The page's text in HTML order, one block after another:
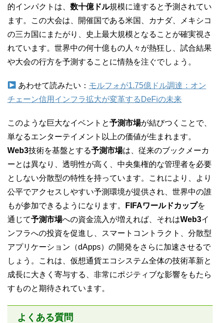
的インパクトは、 数十億ドル規模に達すると予測されてい
ます。この大会は、開催国である米国、カナダ、メキシコ
の三カ国にまたがり、史上最大規模となることが確実視さ
れています。世界中の何十億もの人々が熱狂し、試合結果
や大会の行方を予測することに情熱を注ぐでしょう。
あわせて読みたい： モルフォが1.75億ドル調達：オン
チェーン信用インフラ拡大が変革するDeFiの未来
このような巨大なイベントと予測市場が結びつくことで、
単なるエンターテイメント以上の価値が生まれます。
Web3技術を基盤とする予測市場は、従来のブックメーカ
ーとは異なり、透明性が高く、中央集権的な管理者を必要
としない分散型の特性を持っています。これにより、より
公平でアクセスしやすい予測環境が提供され、世界中の誰
もが参加できるようになります。
FIFAワールドカップを
通じて予測市場への資金流入が増えれば、それはWeb3イ
ンフラへの投資を促進し、スマートコントラクト、分散型
アプリケーション（dApps）の開発をさらに加速させるで
しょう。これは、仮想通貨エコシステム全体の技術革新と
成長に大きく寄与する、非常にポジティブな影響をもたら
すものと期待されています。
よくある質問